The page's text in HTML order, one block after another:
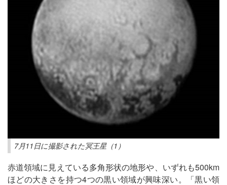
7月11日に撮影された冥王星（1）
赤道領域に見えている多角形状の地形や、いずれも500km
ほどの大きさを持つ4つの黒い領域が興味深い。「黒い領